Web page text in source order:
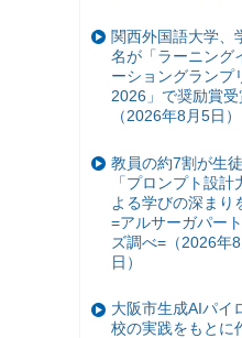
関西外国語大学、
名が「ラーニング
ーショングランプ
2026」で奨励賞受
（2026年8月5日）
教員の約7割が生
「プロンプト設計
よる学びの深まり
=アルサーガパー
ズ調べ=（2026年
日）
大阪市生成AIパイ
校の実践をもとに